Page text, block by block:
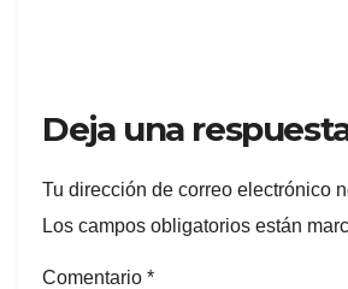
Deja una
Tu dirección de correo electrónico
Los campos obligatorios están
Comentario *